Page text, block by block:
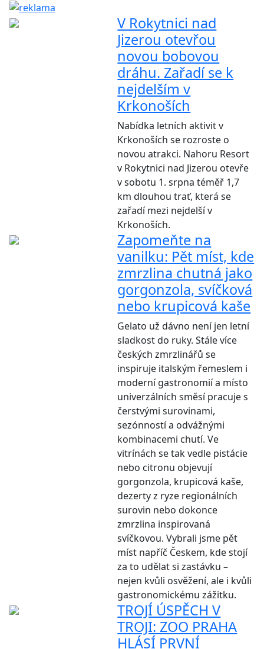
V Rokytnici nad
Jizerou otevřou
novou bobovou
dráhu. Zařadí se k
nejdelším v
Krkonoších
Nabídka letních aktivit v
Krkonoších se rozroste o
novou atrakci. Nahoru Resort
v Rokytnici nad Jizerou otevře
v sobotu 1. srpna téměř 1,7
km dlouhou trať, která se
zařadí mezi nejdelší v
Krkonoších.
Zapomeňte na
vanilku: Pět míst, kde
zmrzlina chutná jako
gorgonzola, svíčková
nebo krupicová kaše
Gelato už dávno není jen letní
sladkost do ruky. Stále více
českých zmrzlinářů se
inspiruje italským řemeslem i
moderní gastronomií a místo
univerzálních směsí pracuje s
čerstvými surovinami,
sezónností a odvážnými
kombinacemi chutí. Ve
vitrínách se tak vedle pistácie
nebo citronu objevují
gorgonzola, krupicová kaše,
dezerty z ryze regionálních
surovin nebo dokonce
zmrzlina inspirovaná
svíčkovou. Vybrali jsme pět
míst napříč Českem, kde stojí
za to udělat si zastávku –
nejen kvůli osvěžení, ale i kvůli
gastronomickému zážitku.
TROJÍ ÚSPĚCH V
TROJI: ZOO PRAHA
HLÁSÍ PRVNÍ